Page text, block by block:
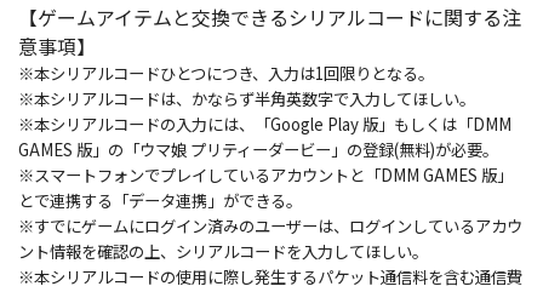
【ゲームアイテムと交換できるシリアルコードに関する注
意事項】
※本シリアルコードひとつにつき、入力は1回限りとなる。
※本シリアルコードは、かならず半角英数字で入力してほしい。
※本シリアルコードの入力には、「Google Play 版」もしくは「DMM
GAMES 版」の「ウマ娘 プリティーダービー」の登録(無料)が必要。
※スマートフォンでプレイしているアカウントと「DMM GAMES 版」
とで連携する「データ連携」ができる。
※すでにゲームにログイン済みのユーザーは、ログインしているアカウ
ント情報を確認の上、シリアルコードを入力してほしい。
※本シリアルコードの使用に際し発生するパケット通信料を含む通信費